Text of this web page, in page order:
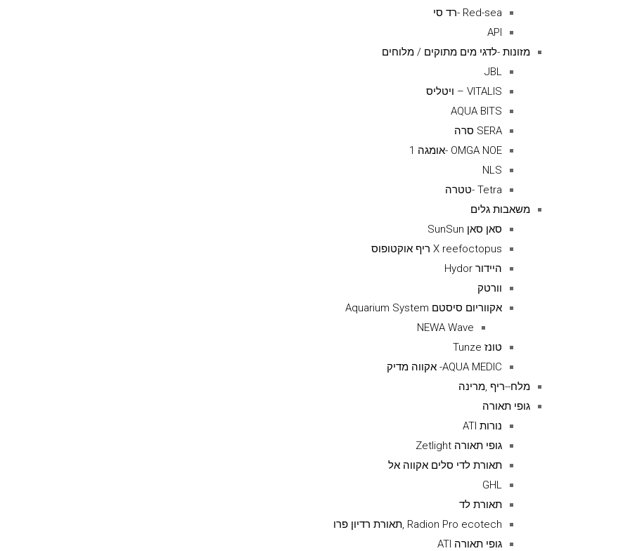
Red-sea -רד סי
API
מזונות -לדגי מים מתוקים / מלוחים
JBL
VITALIS – ויטליס
AQUA BITS
SERA סרה
OMGA NOE -אומגה 1
NLS
Tetra -טטרה
משאבות גלים
סאן סאן SunSun
X reefoctopus ריף אוקטופוס
היידור Hydor
וורטק
אקווריום סיסטם Aquarium System
NEWA Wave
טונז Tunze
AQUA MEDIC- אקווה מדיק
מלח--ריף ,מרינה
גופי תאורה
נורות ATI
גופי תאורה Zetlight
תאורת לדי סלים אקווה אל
GHL
תאורת לד
Radion Pro ecotech ,תאורת רדיון פרו
גופי תאורה ATI